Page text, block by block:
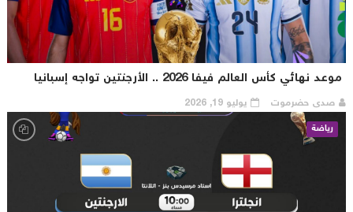
نهائي كأس العالم فيفا 2026 .. الأرجنتين تواجه إسبانيا
صدى حضرموت
يوليو 19, 2026
رياضة